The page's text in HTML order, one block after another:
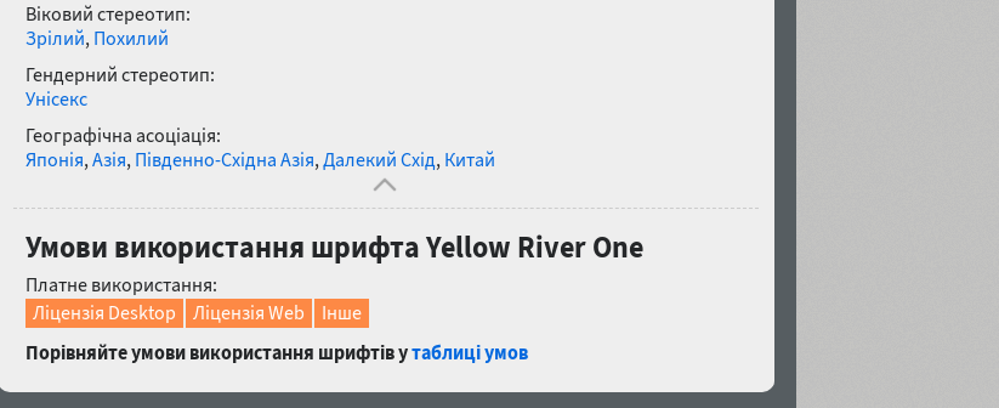
Віковий стереотип:
Зрілий, Похилий
Гендерний стереотип:
Унісекс
Географічна асоціація:
Японія,Азія, Південно-Східна Азія,Далекий Схід, Китай
Умови використання шрифта Yellow River One
Платне використання:
Ліцензія Desktop
Ліцензія Web
Інше
Порівняйте умови використання шрифтів утаблиці умов